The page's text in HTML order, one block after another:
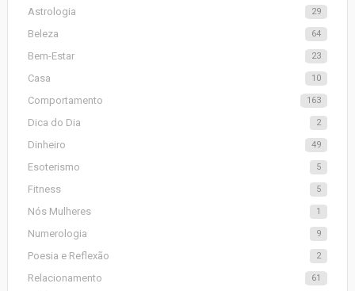
Astrologia 29
Beleza 64
Bem-Estar 23
Casa 10
Comportamento 163
Dica do Dia 2
Dinheiro 49
Esoterismo 5
Fitness 5
Nós Mulheres 1
Numerologia 9
Poesia e Reflexão 2
Relacionamento 61